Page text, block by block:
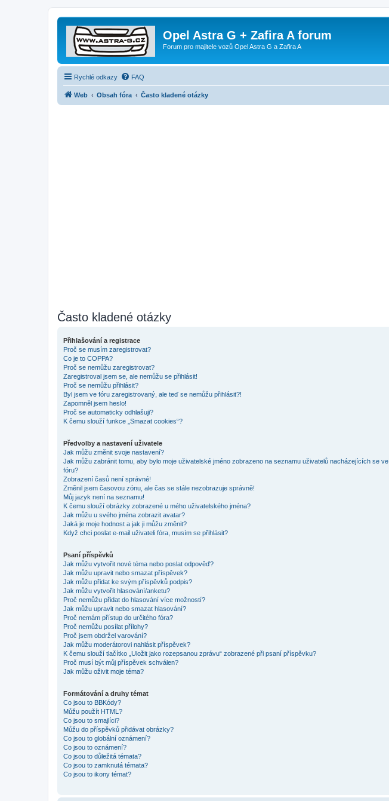
Opel Astra G + Zafira A forum
Forum pro majitele vozů Opel Astra G a Zafira A
Rychlé odkazy FAQ
Web Obsah fóra Často kladené otázky
Často kladené otázky
Přihlašování a registrace
Proč se musím zaregistrovat?
Co je to COPPA?
Proč se nemůžu zaregistrovat?
Zaregistroval jsem se, ale nemůžu se přihlásit!
Proč se nemůžu přihlásit?
Byl jsem ve fóru zaregistrovaný, ale teď se nemůžu přihlásit?!
Zapomněl jsem heslo!
Proč se automaticky odhlašuji?
K čemu slouží funkce „Smazat cookies“?
Předvolby a nastavení uživatele
Jak můžu změnit svoje nastavení?
Jak můžu zabránit tomu, aby bylo moje uživatelské jméno zobrazeno na seznamu uživatelů nacházejících se ve
fóru?
Zobrazení časů není správné!
Změnil jsem časovou zónu, ale čas se stále nezobrazuje správně!
Můj jazyk není na seznamu!
K čemu slouží obrázky zobrazené u mého uživatelského jména?
Jak můžu u svého jména zobrazit avatar?
Jaká je moje hodnost a jak ji můžu změnit?
Když chci poslat e-mail uživateli fóra, musím se přihlásit?
Psaní příspěvků
Jak můžu vytvořit nové téma nebo poslat odpověď?
Jak můžu upravit nebo smazat příspěvek?
Jak můžu přidat ke svým příspěvků podpis?
Jak můžu vytvořit hlasování/anketu?
Proč nemůžu přidat do hlasování více možností?
Jak můžu upravit nebo smazat hlasování?
Proč nemám přístup do určitého fóra?
Proč nemůžu posílat přílohy?
Proč jsem obdržel varování?
Jak můžu moderátorovi nahlásit příspěvek?
K čemu slouží tlačítko „Uložit jako rozepsanou zprávu“ zobrazené při psaní příspěvku?
Proč musí být můj příspěvek schválen?
Jak můžu oživit moje téma?
Formátování a druhy témat
Co jsou to BBKódy?
Můžu použít HTML?
Co jsou to smajlíci?
Můžu do příspěvků přidávat obrázky?
Co jsou to globální oznámení?
Co jsou to oznámení?
Co jsou to důležitá témata?
Co jsou to zamknutá témata?
Co jsou to ikony témat?